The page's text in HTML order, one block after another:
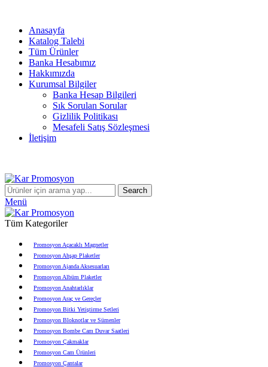
Anasayfa
Katalog Talebi
Tüm Ürünler
Banka Hesabımız
Hakkımızda
Kurumsal Bilgiler
Banka Hesap Bilgileri
Sık Sorulan Sorular
Gizlilik Politikası
Mesafeli Satış Sözleşmesi
İletişim
Search
Menü
Tüm Kategoriler
Promosyon Açacaklı Magnetler
Promosyon Ahşap Plaketler
Promosyon Ajanda Aksesuarları
Promosyon Albüm Plaketler
Promosyon Anahtarlıklar
Promosyon Araç ve Gereçler
Promosyon Bitki Yetiştirme Setleri
Promosyon Bloknotlar ve Sümenler
Promosyon Bombe Cam Duvar Saatleri
Promosyon Çakmaklar
Promosyon Cam Ürünleri
Promosyon Çantalar